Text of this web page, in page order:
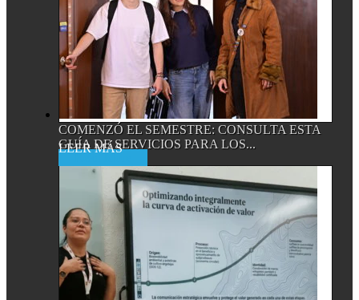
COMENZÓ EL SEMESTRE: CONSULTA ESTA
GUÍA DE SERVICIOS PARA LOS...